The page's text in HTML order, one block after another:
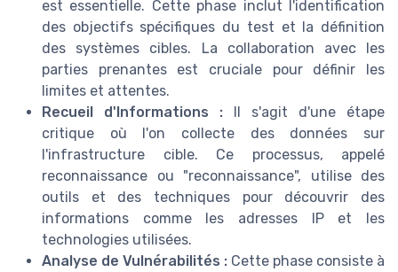
est essentielle. Cette phase inclut l'identification
des objectifs spécifiques du test et la définition
des systèmes cibles. La collaboration avec les
parties prenantes est cruciale pour définir les
limites et attentes.
Recueil d'Informations : Il s'agit d'une étape
critique où l'on collecte des données sur
l'infrastructure cible. Ce processus, appelé
reconnaissance ou "reconnaissance", utilise des
outils et des techniques pour découvrir des
informations comme les adresses IP et les
technologies utilisées.
Analyse de Vulnérabilités : Cette phase consiste à